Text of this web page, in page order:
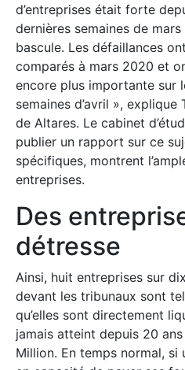
d’entreprises était forte
dernières semaines de
bascule. Les défaillances
comparés à mars 2020 et
encore plus importante sur
semaines d’avril »,
de Altares. Le cabinet
publier un rapport sur ce
spécifiques, montrent
entreprises.
Des
détresse
Ainsi, huit entreprises sur
devant les tribunaux sont
qu’elles sont directement
jamais atteint depuis 20
Million. En temps normal, si